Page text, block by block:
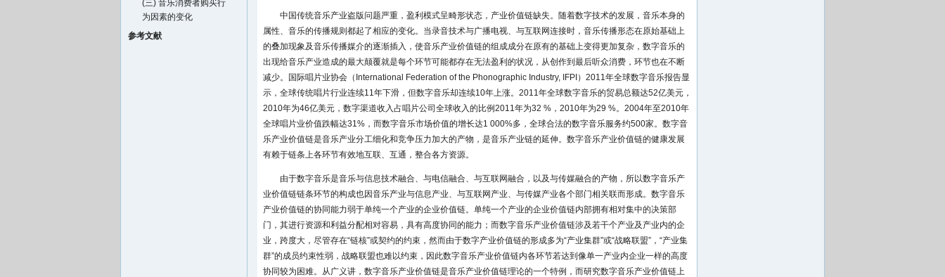
(三) 音乐消费者购买行
为因素的变化
参考文献
中国传统音乐产业盗版问题严重，盈利模式呈畸形状态，产业价值链缺失。随着数字技术的发展，音乐本身的
属性、音乐的传播规则都起了相应的变化。当录音技术与广播电视、与互联网连接时，音乐传播形态在原始基础上
的叠加现象及音乐传播媒介的逐渐插入，使音乐产业价值链的组成成分在原有的基础上变得更加复杂，数字音乐的
出现给音乐产业造成的最大颠覆就是每个环节可能都存在无法盈利的状况，从创作到最后听众消费，环节也在不断
减少。国际唱片业协会（International Federation of the Phonographic Industry, IFPI）2011年全球数字音乐报告显
示，全球传统唱片行业连续11年下滑，但数字音乐却连续10年上涨。2011年全球数字音乐的贸易总额达52亿美元，
2010年为46亿美元，数字渠道收入占唱片公司全球收入的比例2011年为32 %，2010年为29 %。2004年至2010年
全球唱片业价值跌幅达31%，而数字音乐市场价值的增长达1 000%多，全球合法的数字音乐服务约500家。数字音
乐产业价值链是音乐产业分工细化和竞争压力加大的产物，是音乐产业链的延伸。数字音乐产业价值链的健康发展
有赖于链条上各环节有效地互联、互通，整合各方资源。
由于数字音乐是音乐与信息技术融合、与电信融合、与互联网融合，以及与传媒融合的产物，所以数字音乐产
业价值链链条环节的构成也因音乐产业与信息产业、与互联网产业、与传媒产业各个部门相关联而形成。数字音乐
产业价值链的协同能力弱于单纯一个产业的企业价值链。单纯一个产业的企业价值链内部拥有相对集中的决策部
门，其进行资源和利益分配相对容易，具有高度协同的能力；而数字音乐产业价值链涉及若干个产业及产业内的企
业，跨度大，尽管存在“链核”或契约的约束，然而由于数字产业价值链的形成多为“产业集群”或“战略联盟”，“产业集
群”的成员约束性弱，战略联盟也难以约束，因此数字音乐产业价值链内各环节若达到像单一产业内企业一样的高度
协同较为困难。从广义讲，数字音乐产业价值链是音乐产业价值链理论的一个特例，而研究数字音乐产业价值链上